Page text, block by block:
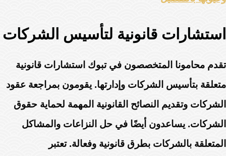
استشارات قانونية لتأسيس الشركات
تقدم محامونا المتخصصون في تبوك استشارات قانونية
متعلقة بتأسيس الشركات وإدارتها. يقومون بمراجعة عقود
الشركات وتقديم النصائح القانونية المهمة لحماية حقوق
الشركات. يساعدون أيضًا في حل النزاعات والمشاكل
المتعلقة بالشركات بطرق قانونية وفعالة. تعتبر